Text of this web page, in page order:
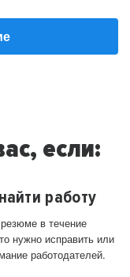
если:
работу
в течение
нужно исправить или
работодателей.